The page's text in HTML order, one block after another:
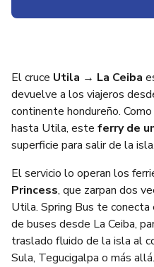
El cruce Utila → La Ceiba
devuelve a los viajeros
continente hondureño.
hasta Utila, este ferry de
superficie para salir de la isla.
El servicio lo operan los
Princess, que zarpan dos
Utila. Spring Bus te conecta
de buses desde La Ceiba,
traslado fluido de la isla al
Sula, Tegucigalpa o más allá.